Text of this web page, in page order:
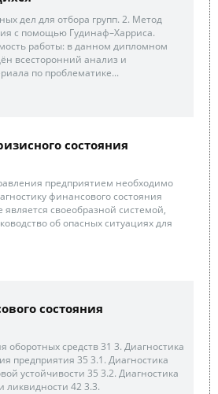
дел для отбора групп. 2. Метод
с помощью Гудинаф–Харриса.
работы: в данном дипломном
всесторонний анализ и
по проблематике...
состояния
предприятием необходимо
финансового состояния
является своеобразной системой,
об опасных ситуациях для
состояния
оборотных средств 31 3. Диагностика
предприятия 35 3.1. Диагностика
устойчивости 35 3.2. Диагностика
ликвидности 42 3.3.